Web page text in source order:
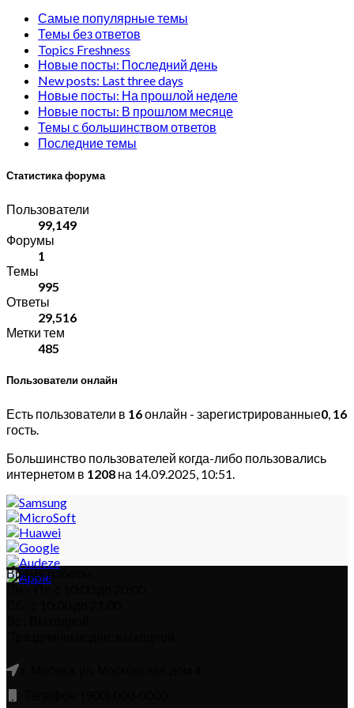
Самые популярные темы
Темы без ответов
Topics Freshness
Новые посты: Последний день
New posts: Last three days
Новые посты: На прошлой неделе
Новые посты: В прошлом месяце
Темы с большинством ответов
Последние темы
Статистика форума
Пользователи
99,149
Форумы
1
Темы
995
Ответы
29,516
Метки тем
485
Пользователи онлайн
Есть пользователи в 16онлайн - зарегистрированные0, 16
гость.
Большинство пользователей когда-либо пользовались
интернетом в 1208 на 14.09.2025, 10:51.
Время работы:
Пн – Пт: с 10:00 до 20:00